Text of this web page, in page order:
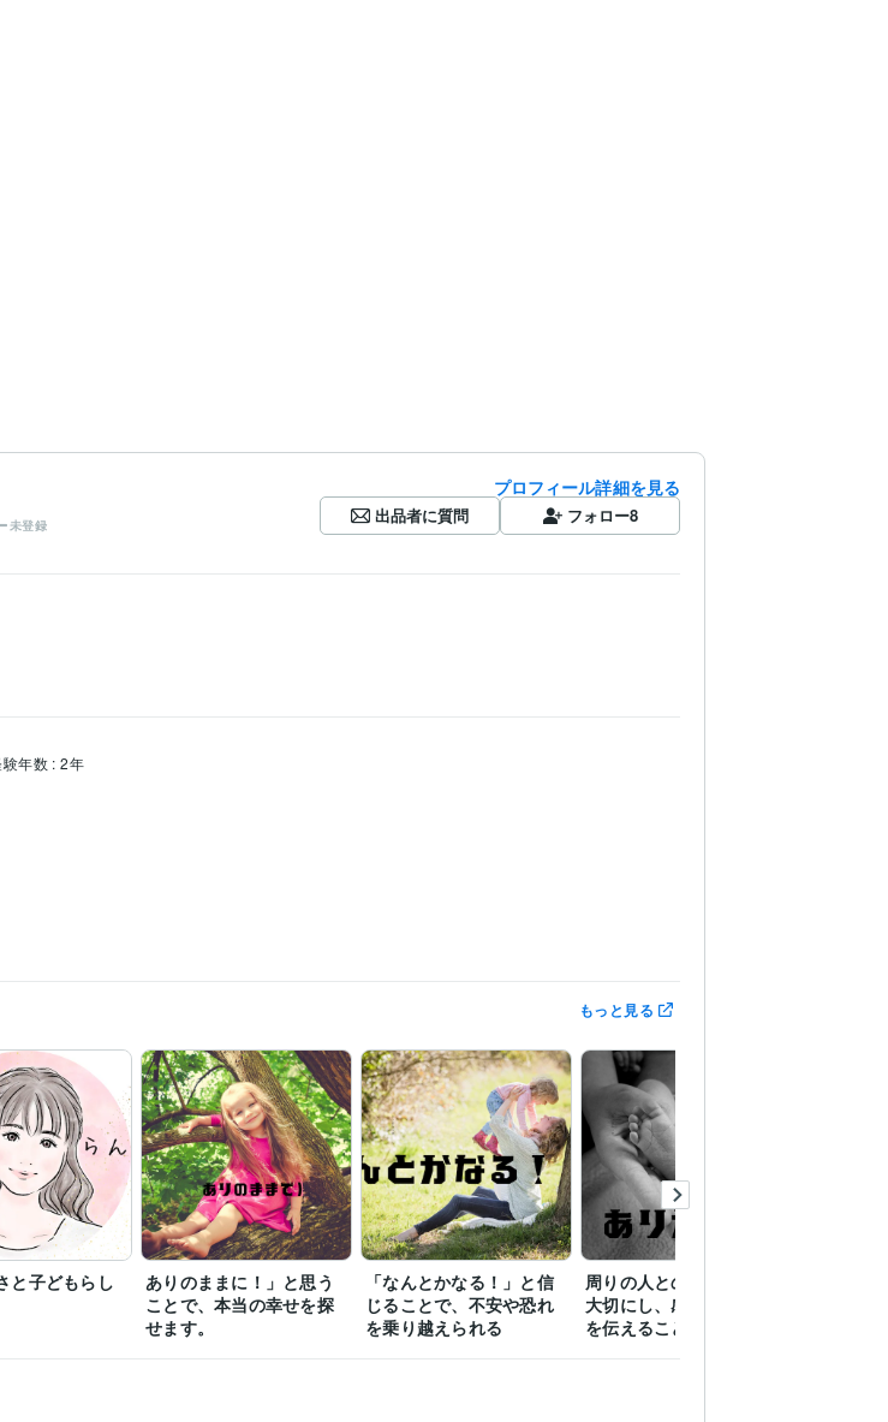
未登録
プロフィール詳細を見る
出品者に質問 フォロー8
験年数 : 2年
もっと見る
と子どもらし
ありのままに！」と思う
ことで、本当の幸せを探
せます。
「なんとかなる！」と信
じることで、不安や恐れ
を乗り越えられる
周りの人とのつながりを
大切にし、感謝の気持ち
を伝えること